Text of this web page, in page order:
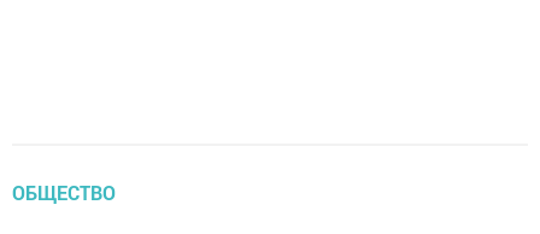
ОБЩЕСТВО